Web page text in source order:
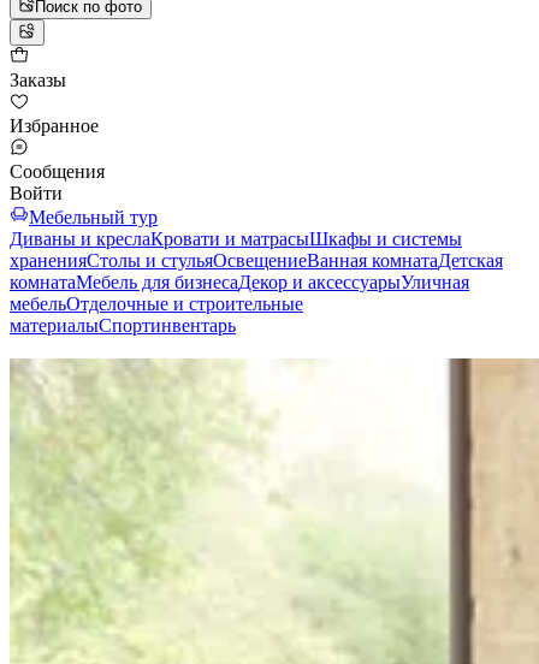
Поиск по фото
Заказы
Избранное
Сообщения
Войти
Мебельный тур
Диваны и креслаКровати и матрасыШкафы и системы
храненияСтолы и стульяОсвещениеВанная комнатаДетская
комнатаМебель для бизнесаДекор и аксессуарыУличная
мебельОтделочные и строительные
материалыСпортинвентарь